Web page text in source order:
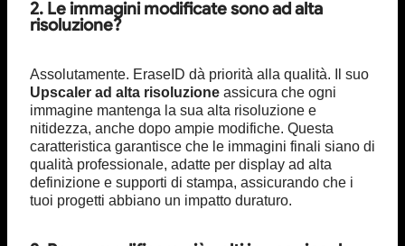
2. Le immagini modificate sono ad alta
risoluzione?
Assolutamente. EraseID dà priorità alla qualità. Il suo
Upscaler ad alta risoluzione assicura che ogni
immagine mantenga la sua alta risoluzione e
nitidezza, anche dopo ampie modifiche. Questa
caratteristica garantisce che le immagini finali siano di
qualità professionale, adatte per display ad alta
definizione e supporti di stampa, assicurando che i
tuoi progetti abbiano un impatto duraturo.